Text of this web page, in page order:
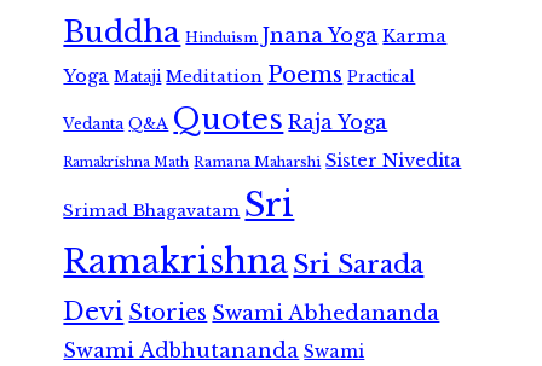
Buddha Hinduism Jnana Yoga Karma
Yoga Mataji Meditation Poems Practical
Vedanta Q&A Quotes Raja Yoga
Ramakrishna Math Ramana Maharshi Sister Nivedita
Srimad Bhagavatam Sri
RamakrishnaSri Sarada
Devi Stories Swami Abhedananda
Swami Adbhutananda Swami